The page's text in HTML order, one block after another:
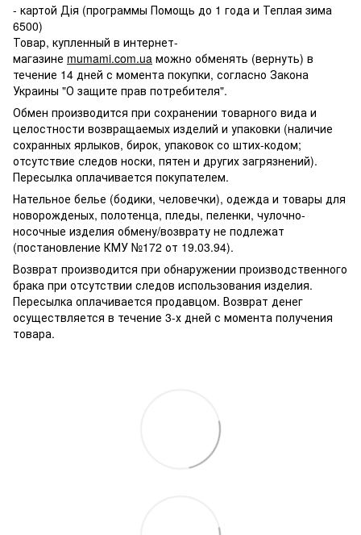
- картой Дія (программы Помощь до 1 года и Теплая зима
6500)
Товар, купленный в интернет-
магазине mumami.com.ua можно обменять (вернуть) в
течение 14 дней с момента покупки, согласно Закона
Украины "О защите прав потребителя".
Обмен производится при сохранении товарного вида и
целостности возвращаемых изделий и упаковки (наличие
сохранных ярлыков, бирок, упаковок со штих-кодом;
отсутствие следов носки, пятен и других загрязнений).
Пересылка оплачивается покупателем.
Нательное белье (бодики, человечки), одежда и товары для
новорожденых, полотенца, пледы, пеленки, чулочно-
носочные изделия обмену/возврату не подлежат
(постановление КМУ №172 от 19.03.94).
Возврат производится при обнаружении производственного
брака при отсутствии следов использования изделия.
Пересылка оплачивается продавцом. Возврат денег
осуществляется в течение 3-х дней с момента получения
товара.